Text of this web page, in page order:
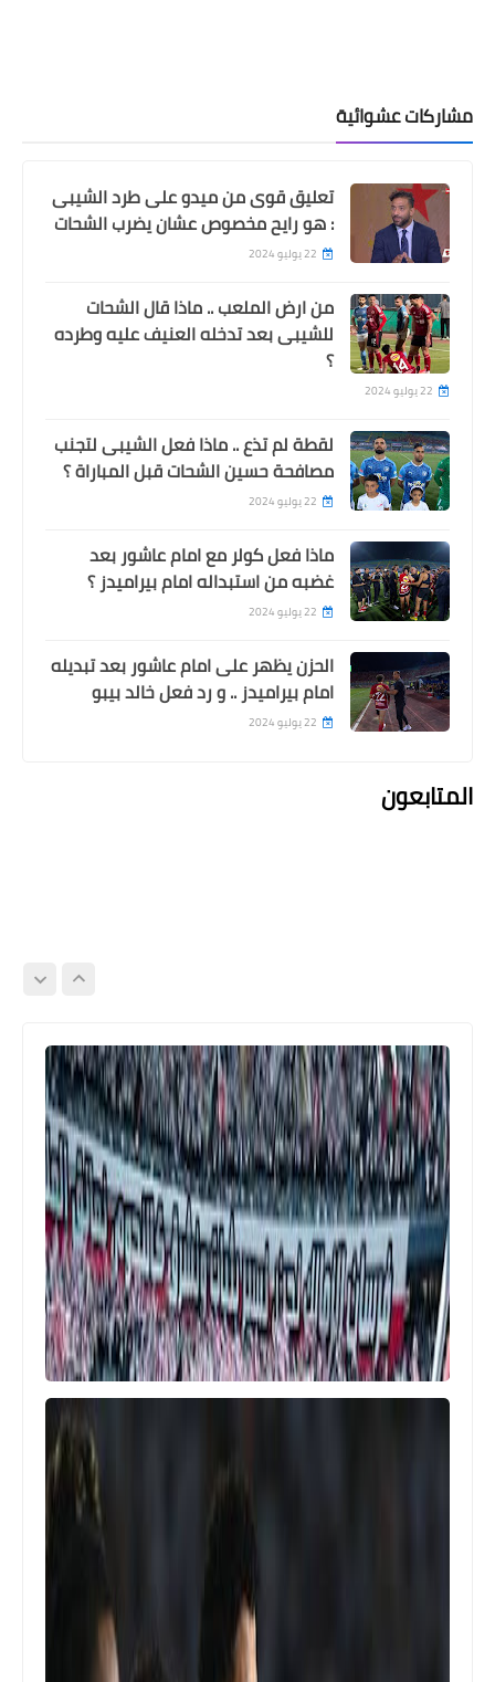
مشاركات عشوائية
تعليق قوى من ميدو على طرد الشيبى
: هو رايح مخصوص عشان يضرب الشحات
22 يوليو 2024
من ارض الملعب .. ماذا قال الشحات
للشيبى بعد تدخله العنيف عليه وطرده
؟
22 يوليو 2024
لقطة لم تذع .. ماذا فعل الشيبى لتجنب
مصافحة حسين الشحات قبل المباراة ؟
22 يوليو 2024
ماذا فعل كولر مع امام عاشور بعد
غضبه من استبداله امام بيراميدز ؟
22 يوليو 2024
الحزن يظهر على امام عاشور بعد تبديله
امام بيراميدز .. و رد فعل خالد بيبو
22 يوليو 2024
المتابعون
اخبار رياضية
جدول ترتيب تصفيات أفريقيا المؤهلة
لكأس العالم 2026 المجموعات
قبل ساعات من بدايتها .. تأجيل مباراة
الزمالك و ديكيداها الصومالي في